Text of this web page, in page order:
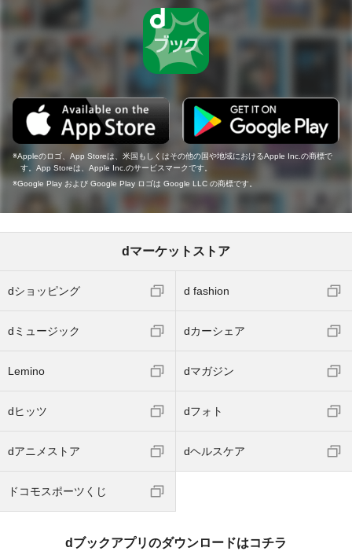
Appleのロゴ、App Storeは、米国もしくはその他の国や地域におけるApple Inc.の商標で
す。App Storeは、Apple Inc.のサービスマークです。
Google Play および Google Play ロゴは Google LLC の商標です。
dマーケットストア
dショッピング d fashion
dミュージック dカーシェア
Lemino dマガジン
dヒッツ dフォト
dアニメストア dヘルスケア
ドコモスポーツくじ
dブックアプリのダウンロードはコチラ